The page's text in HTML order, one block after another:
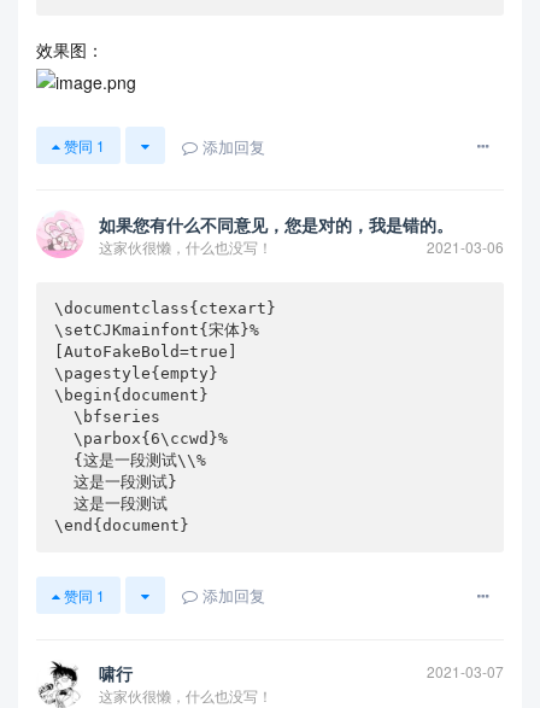
效果图：
赞同 1 添加回复
如果您有什么不同意见，您是对的，我是错的。
2021-03-06
这家伙很懒，什么也没写！
\documentclass{ctexart}
\setCJKmainfont{宋体}%
[AutoFakeBold=true]
\pagestyle{empty}
\begin{document}
  \bfseries
  \parbox{6\ccwd}%
  这是一段测试}
  这是一段测试
\end{document}
赞同 1 添加回复
啸行
2021-03-07
这家伙很懒，什么也没写！